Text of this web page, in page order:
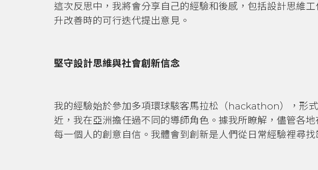
這次反思中，我將會分享自己的經驗和後感，包括設計思維
升改善時的可行迭代提出意見。
堅守設計思維與社會創新信念
我的經驗始於參加多項環球駭客馬拉松（hackathon），形
近，我在亞洲擔任過不同的導師角色。據我所瞭解，儘管各
每一個人的創意自信。我體會到創新是人們從日常經驗裡尋